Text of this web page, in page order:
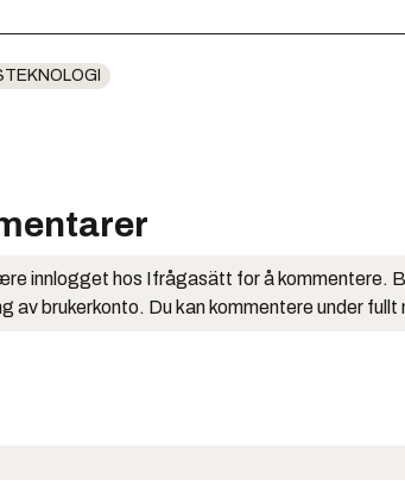
innlogget hos Ifrågasätt for å kommentere.
av brukerkonto. Du kan kommentere under fullt